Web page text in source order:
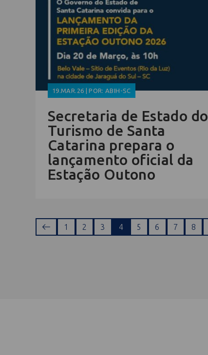
19.MAR.26 | POR: ABIH-SC
Secretaria de Estado do
Turismo de Santa
Catarina prepara o
lançamento oficial da
Estação Outono
1 2 3 4 5 6 7 8